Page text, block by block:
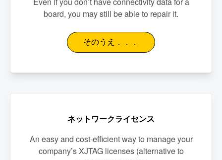
board, you may still be able to repair it.
そのうえ．．．
ネットワークライセンス
An easy and cost-efficient way to manage your
company’s XJTAG licenses (alternative to